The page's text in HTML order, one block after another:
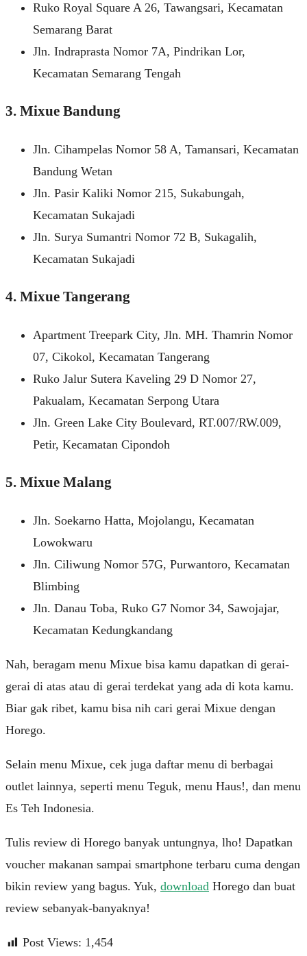
Ruko Royal Square A 26, Tawangsari, Kecamatan
Semarang Barat
Jln. Indraprasta Nomor 7A, Pindrikan Lor,
Kecamatan Semarang Tengah
3. Mixue Bandung
Jln. Cihampelas Nomor 58 A, Tamansari, Kecamatan
Bandung Wetan
Jln. Pasir Kaliki Nomor 215, Sukabungah,
Kecamatan Sukajadi
Jln. Surya Sumantri Nomor 72 B, Sukagalih,
Kecamatan Sukajadi
4. Mixue Tangerang
Apartment Treepark City, Jln. MH. Thamrin Nomor
07, Cikokol, Kecamatan Tangerang
Ruko Jalur Sutera Kaveling 29 D Nomor 27,
Pakualam, Kecamatan Serpong Utara
Jln. Green Lake City Boulevard, RT.007/RW.009,
Petir, Kecamatan Cipondoh
5. Mixue Malang
Jln. Soekarno Hatta, Mojolangu, Kecamatan
Lowokwaru
Jln. Ciliwung Nomor 57G, Purwantoro, Kecamatan
Blimbing
Jln. Danau Toba, Ruko G7 Nomor 34, Sawojajar,
Kecamatan Kedungkandang
Nah, beragam menu Mixue bisa kamu dapatkan di gerai-
gerai di atas atau di gerai terdekat yang ada di kota kamu.
Biar gak ribet, kamu bisa nih cari gerai Mixue dengan
Horego.
Selain menu Mixue, cek juga daftar menu di berbagai
outlet lainnya, seperti menu Teguk, menu Haus!, dan menu
Es Teh Indonesia.
Tulis review di Horego banyak untungnya, lho! Dapatkan
voucher makanan sampai smartphone terbaru cuma dengan
bikin review yang bagus. Yuk, download Horego dan buat
review sebanyak-banyaknya!
Post Views: 1,454